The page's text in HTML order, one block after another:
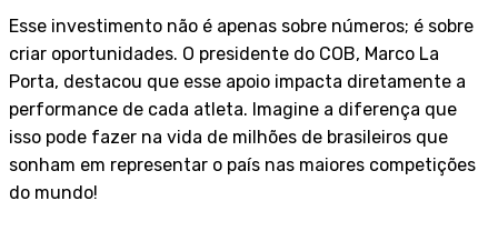
Esse investimento não é apenas sobre números; é sobre
criar oportunidades. O presidente do COB, Marco La
Porta, destacou que esse apoio impacta diretamente a
performance de cada atleta. Imagine a diferença que
isso pode fazer na vida de milhões de brasileiros que
sonham em representar o país nas maiores competições
do mundo!